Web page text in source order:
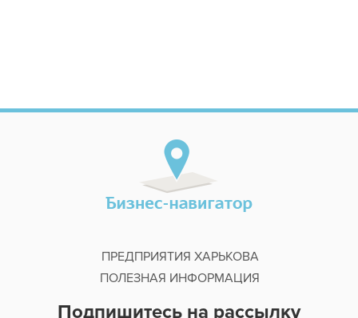
ПРЕДПРИЯТИЯ ХАРЬКОВА
ПОЛЕЗНАЯ ИНФОРМАЦИЯ
Подпишитесь на рассылку